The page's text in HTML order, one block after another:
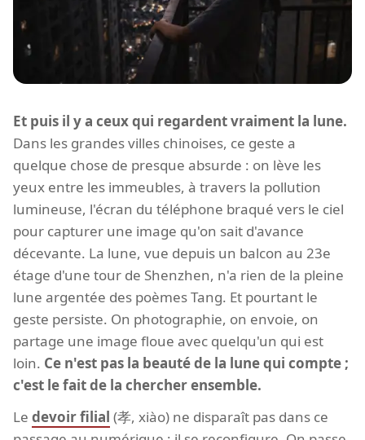
Et puis il y a ceux qui regardent vraiment la lune.
Dans les grandes villes chinoises, ce geste a
quelque chose de presque absurde : on lève les
yeux entre les immeubles, à travers la pollution
lumineuse, l'écran du téléphone braqué vers le ciel
pour capturer une image qu'on sait d'avance
décevante. La lune, vue depuis un balcon au 23e
étage d'une tour de Shenzhen, n'a rien de la pleine
lune argentée des poèmes Tang. Et pourtant le
geste persiste. On photographie, on envoie, on
partage une image floue avec quelqu'un qui est
loin. Ce n'est pas la beauté de la lune qui compte ;
c'est le fait de la chercher ensemble.
Le devoir filial (孝, xiào) ne disparaît pas dans ce